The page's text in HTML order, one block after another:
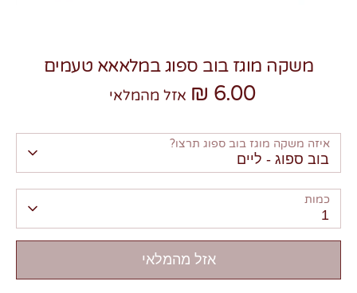
משקה מוגז בוב ספוג במלאאא טעמים
6.00 ₪ אזל מהמלאי
איזה משקה מוגז בוב ספוג תרצו?
בוב ספוג - ליים
כמות
1
אזל מהמלאי